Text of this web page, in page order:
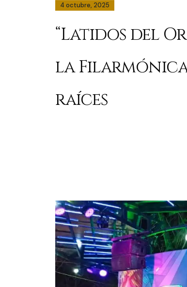
4 octubre, 2025
“Latidos del
la
raíces